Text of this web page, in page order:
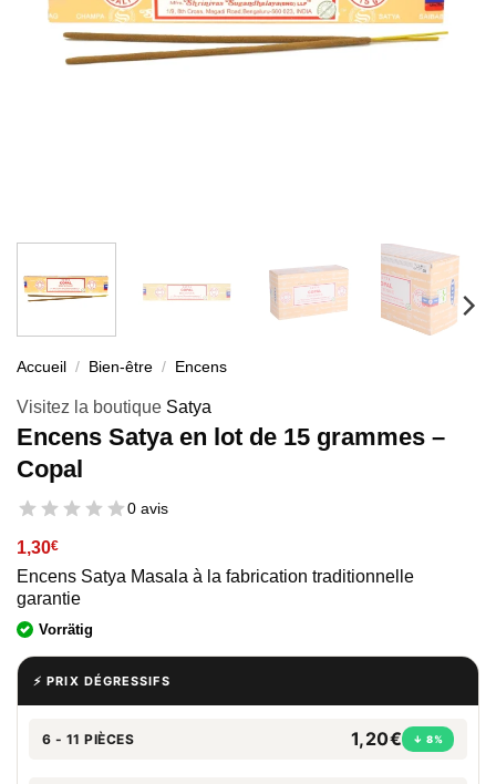
Accueil / Bien-être / Encens
Visitez la boutique Satya
Encens Satya en lot de 15 grammes –
Copal
0 avis
1,30€
Encens Satya Masala à la fabrication traditionnelle
garantie
Vorrätig
⚡ PRIX DÉGRESSIFS
6 - 11 PIÈCES 1,20€ ↓ 8%